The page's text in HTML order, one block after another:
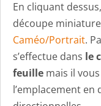
En cliquant
découpe
Caméo/Portrait.
s’effectue dans le
feuille mais il
l’emplacement en